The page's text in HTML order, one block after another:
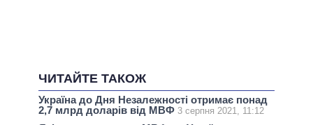
ЧИТАЙТЕ ТАКОЖ
Україна до Дня Незалежності отримає понад
2,7 млрд доларів від МВФ 3 серпня 2021, 11:12